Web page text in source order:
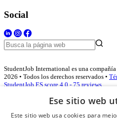
Social
StudentJob International es una
2026 • Todos los derechos reservados •
StudentJob ES score 4.0 - 75 reviews
Ese sitio web
Este sitio web usa cookies para